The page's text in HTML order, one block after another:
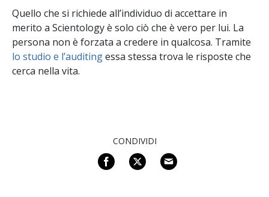
Quello che si richiede all’individuo di accettare in
merito a Scientology è solo ciò che è vero per lui. La
persona non è forzata a credere in qualcosa. Tramite
lo studio e l’auditingessa stessa trova le risposte che
cerca nella vita.
CONDIVIDI